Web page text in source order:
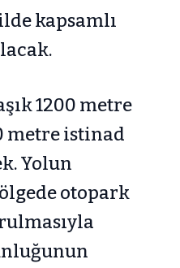
kapsamlı
1200 metre
metre istinad
Yolun
otopark